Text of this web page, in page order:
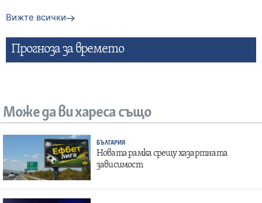
Вижте всички
Прогнозa за времето
Може да ви хареса също
БЪЛГАРИЯ
Новата рамка срещу хазартната
зависимост